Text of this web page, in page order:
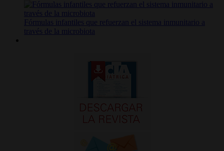
Fórmulas infantiles que refuerzan el sistema inmunitario a
través de la microbiota